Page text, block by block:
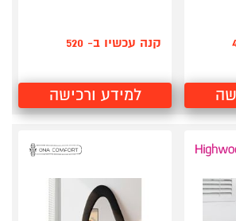
קנה עכשיו ב- 520
למידע ורכישה